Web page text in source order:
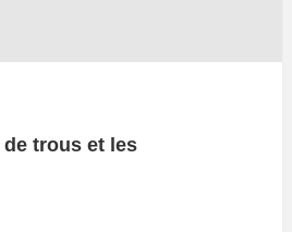
trous et les